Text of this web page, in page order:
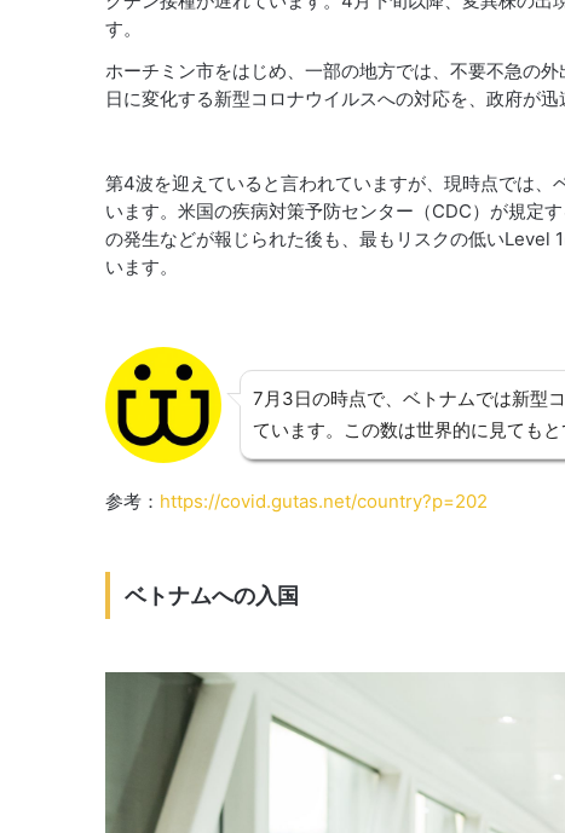
す。
ホーチミン市をはじめ、一部の地方では、不要不急の
日に変化する新型コロナウイルスへの対応を、政府が迅
第4波を迎えていると言われていますが、現時点では
います。米国の疾病対策予防センター（CDC）が規定
の発生などが報じられた後も、最もリスクの低いLevel
います。
7月3日の時点で、ベトナムでは新型
ています。この数は世界的に見てもと
参考： https://covid.gutas.net/country?p=202
ベトナムへの入国